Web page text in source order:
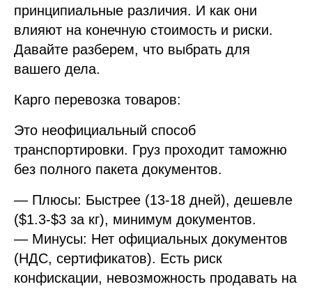
принципиальные различия. И как они
влияют на конечную стоимость и риски.
Давайте разберем, что выбрать для
вашего дела.
Карго перевозка товаров:
Это неофициальный способ
транспортировки. Груз проходит таможню
без полного пакета документов.
— Плюсы: Быстрее (13-18 дней), дешевле
($1.3-$3 за кг), минимум документов.
— Минусы: Нет официальных документов
(НДС, сертификатов). Есть риск
конфискации, невозможность продавать на